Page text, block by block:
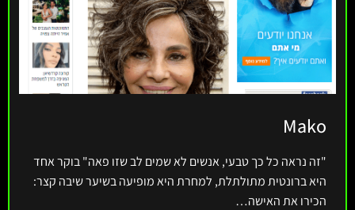
Mako
"זה נראה כל כך טבעי, אנשים לא שמים לב שזו פאה" בוקר אחד
היא ברונטית מתולתלת, למחרת היא מופיעה בשיער שיבה קצר:
הכירו את האישה…